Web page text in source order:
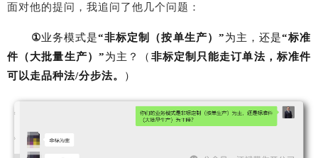
面对他的提问，我追问了他几个问题：
①业务模式是“非标定制（按单生产）”为主，还是“标准
件（大批量生产）”为主？（ 非标定制只能走订单法，标准件
可以走品种法/分步法。 ）